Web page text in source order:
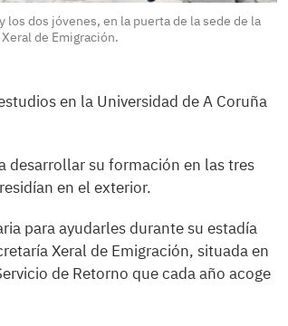
los dos jóvenes, en la puerta de la sede de la
de Emigración.
en la Universidad de A Coruña
desarrollar su formación en las tres
en el exterior.
para ayudarles durante su estadía
Xeral de Emigración, situada en
de Retorno que cada año acoge